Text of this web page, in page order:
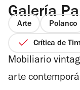
Galería
Arte Polanco
Crítica de
Mobiliario
arte